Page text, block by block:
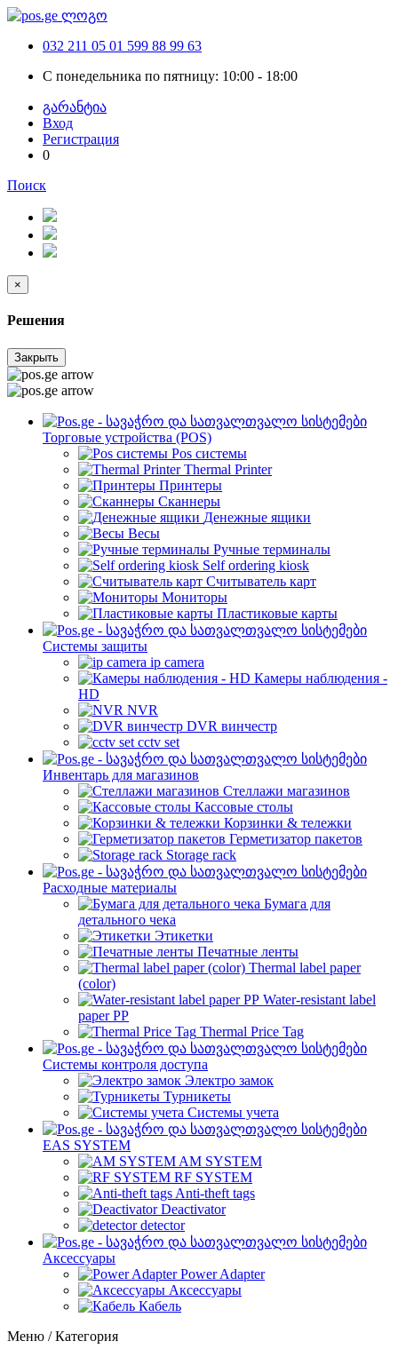
032 211 05 01 599 88 99 63
С понедельника по пятницу: 10:00 - 18:00
გარანტია
Вход
Регистрация
0
Поиск
×
Решения
Закрыть
Торговые устройства (POS)
Pos системы
Thermal Printer
Принтеры
Сканнеры
Денежные ящики
Весы
Ручные терминалы
Self ordering kiosk
Считыватель карт
Мониторы
Пластиковые карты
Cистемы защиты
ip camera
Камеры наблюдения -
HD
NVR
DVR винчестр
cctv set
Инвентарь для магазинов
Стеллажи магазинов
Кассовые столы
Корзинки & тележки
Герметизатор пакетов
Storage rack
Расходные материалы
Бумага для
детального чека
Этикетки
Печатные ленты
Thermal label paper
(color)
Water-resistant label
paper PP
Thermal Price Tag
Системы контроля доступа
Электро замок
Турникеты
Cистемы учета
EAS SYSTEM
AM SYSTEM
RF SYSTEM
Anti-theft tags
Deactivator
detector
Аксессуары
Power Adapter
Аксессуары
Кабель
Меню / Категория